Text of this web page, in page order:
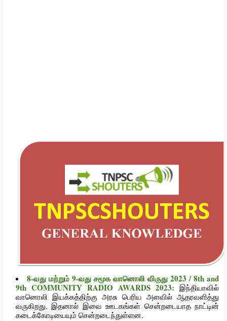
8-வது மற்றும் 9-வது சமூக வானொலி விருது 2023 / 8th and
9th COMMUNITY RADIO AWARDS 2023: இந்தியாவில்
வானொலி இயக்கத்திற்கு அரசு பெரிய அளவில் ஆதரவளித்து
வருகிறது. இதனால் இவை ஊடகங்கள் சென்றடையாத நாட்டின்
கடைக்கோடியையும் சென்றடைந்துள்ளன.